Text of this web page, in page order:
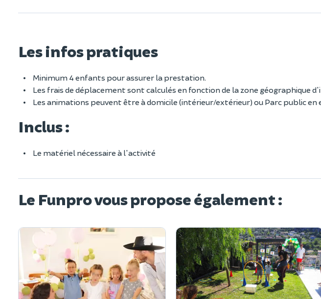
Les infos pratiques
Minimum 4 enfants pour assurer la prestation.
Les frais de déplacement sont calculés en fonction de la zone géographique
Les animations peuvent être à domicile (intérieur/extérieur) ou Parc public en
Inclus :
Le matériel nécessaire à l'activité
Le Funpro vous propose également :